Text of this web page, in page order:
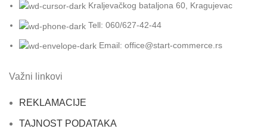
Kraljevačkog bataljona 60, Kragujevac
Tell: 060/627-42-44
Email: office@start-commerce.rs
Važni linkovi
REKLAMACIJE
TAJNOST PODATAKA